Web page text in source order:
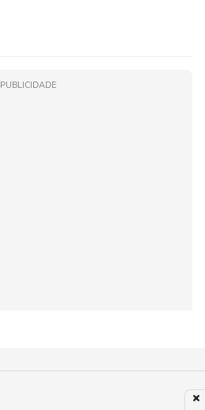
PUBLICIDADE